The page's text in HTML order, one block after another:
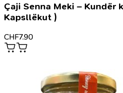
Çaji Senna Meki – Kundër
Kapsllëkut )
CHF7.90